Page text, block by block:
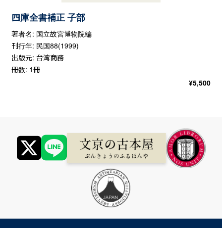
四庫全書補正 子部
著者名: 国立故宮博物院編
刊行年: 民国88(1999)
出版元: 台湾商務
冊数: 1冊
¥5,500